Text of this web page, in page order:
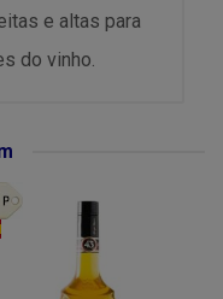
e altas para
do vinho.